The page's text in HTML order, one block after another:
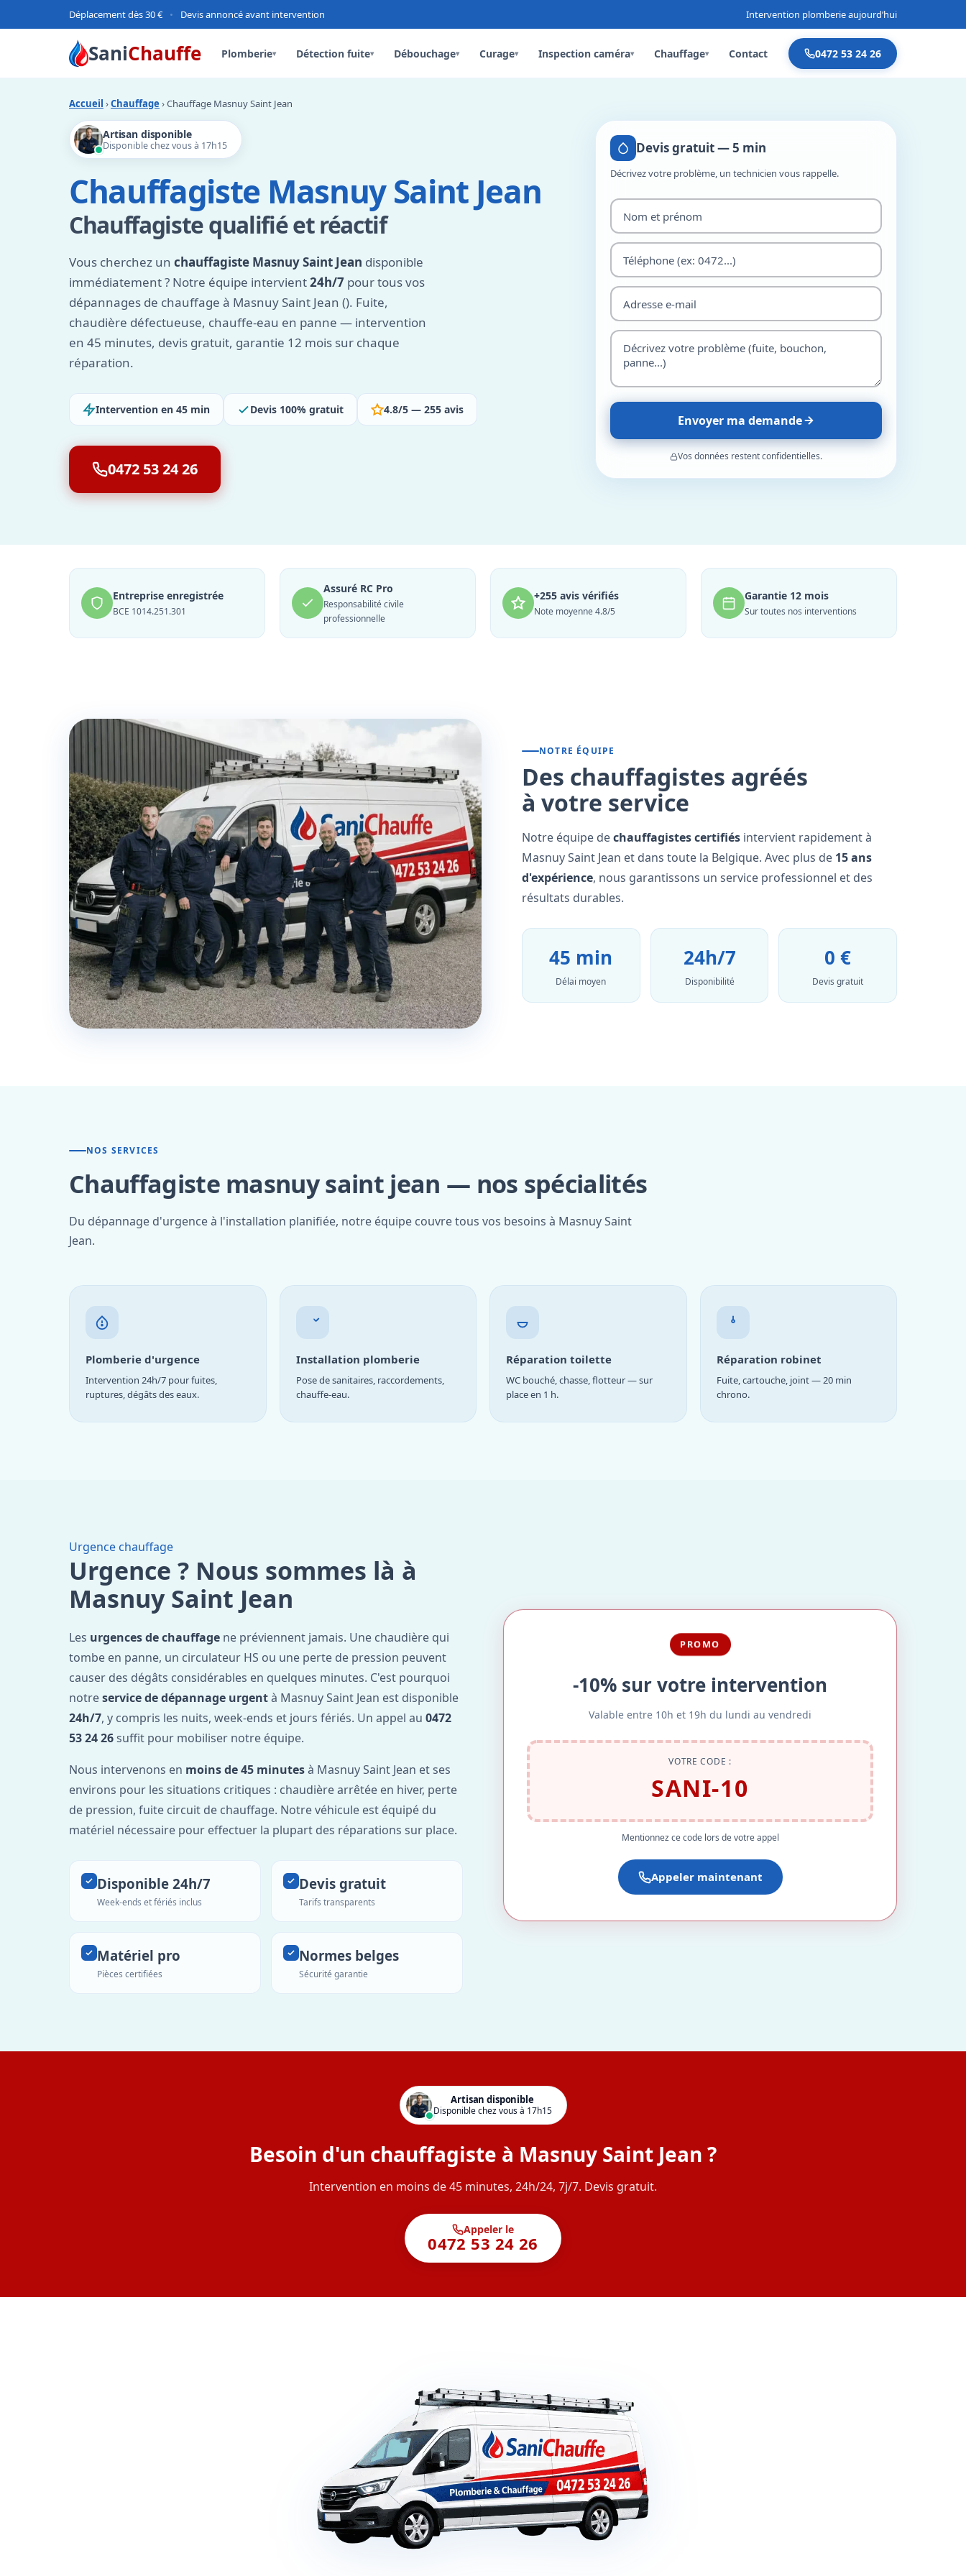
Déplacement dès 30 € • Devis annoncé avant intervention Intervention plomberie aujourd’hui
SaniChauffe Plomberie▾ Détection fuite▾ Débouchage▾ Curage▾ Inspection caméra▾ Chauffage▾ Contact 0472 53 24 26
Accueil ›Chauffage › Chauffage Masnuy Saint Jean
Artisan disponible
Disponible chez vous à 17h15
Chauffagiste Masnuy Saint Jean
Chauffagiste qualifié et réactif
Vous cherchez un chauffagiste Masnuy Saint Jean disponible
immédiatement ? Notre équipe intervient24h/7 pour tous vos
dépannages de chauffage à Masnuy Saint Jean (). Fuite,
chaudière défectueuse, chauffe-eau en panne — intervention
en 45 minutes, devis gratuit, garantie 12 mois sur chaque
réparation.
Intervention en 45 min Devis 100% gratuit 4.8/5 — 255 avis
0472 53 24 26
Devis gratuit — 5 min
Décrivez votre problème, un technicien vous rappelle.
Envoyer ma demande
Vos données restent confidentielles.
Entreprise enregistrée
BCE 1014.251.301
Assuré RC Pro
Responsabilité civile
professionnelle
+255 avis vérifiés
Note moyenne 4.8/5
Garantie 12 mois
Sur toutes nos interventions
NOTRE ÉQUIPE
Des chauffagistes agréés
à votre service
Notre équipe dechauffagistes certifiés intervient rapidement à
Masnuy Saint Jean et dans toute la Belgique. Avec plus de 15 ans
d'expérience, nous garantissons un service professionnel et des
résultats durables.
45 min
Délai moyen
24h/7
Disponibilité
0 €
Devis gratuit
NOS SERVICES
Chauffagiste masnuy saint jean — nos spécialités
Du dépannage d'urgence à l'installation planifiée, notre équipe couvre tous vos besoins à Masnuy Saint
Jean.
Plomberie d'urgence
Intervention 24h/7 pour fuites,
ruptures, dégâts des eaux.
Installation plomberie
Pose de sanitaires, raccordements,
chauffe-eau.
Réparation toilette
WC bouché, chasse, flotteur — sur
place en 1 h.
Réparation robinet
Fuite, cartouche, joint — 20 min
chrono.
Urgence chauffage
Urgence ? Nous sommes là à
Masnuy Saint Jean
Les urgences de chauffage ne préviennent jamais. Une chaudière qui
tombe en panne, un circulateur HS ou une perte de pression peuvent
causer des dégâts considérables en quelques minutes. C'est pourquoi
notreservice de dépannage urgentà Masnuy Saint Jean est disponible
24h/7, y compris les nuits, week-ends et jours fériés. Un appel au 0472
53 24 26suffit pour mobiliser notre équipe.
Nous intervenons en moins de 45 minutesà Masnuy Saint Jean et ses
environs pour les situations critiques : chaudière arrêtée en hiver, perte
de pression, fuite circuit de chauffage. Notre véhicule est équipé du
matériel nécessaire pour effectuer la plupart des réparations sur place.
Disponible 24h/7
Week-ends et fériés inclus
Devis gratuit
Tarifs transparents
Matériel pro
Pièces certifiées
Normes belges
Sécurité garantie
PROMO
-10% sur votre intervention
Valable entre 10h et 19h du lundi au vendredi
VOTRE CODE :
SANI-10
Mentionnez ce code lors de votre appel
Appeler maintenant
Artisan disponible
Disponible chez vous à 17h15
Besoin d'un chauffagiste à Masnuy Saint Jean ?
Intervention en moins de 45 minutes, 24h/24, 7j/7. Devis gratuit.
Appeler le
0472 53 24 26